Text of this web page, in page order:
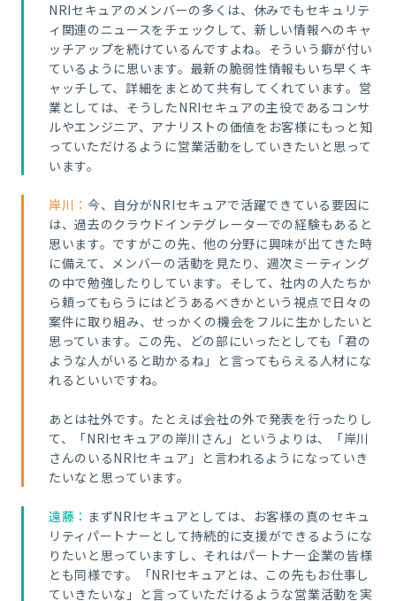
NRIセキュアのメンバーの多くは、休みでもセキュリテ
ィ関連のニュースをチェックして、新しい情報へのキャ
ッチアップを続けているんですよね。そういう癖が付い
ているように思います。最新の脆弱性情報もいち早くキ
ャッチして、詳細をまとめて共有してくれています。営
業としては、そうしたNRIセキュアの主役であるコンサ
ルやエンジニア、アナリストの価値をお客様にもっと知
っていただけるように営業活動をしていきたいと思って
います。
岸川： 今、自分がNRIセキュアで活躍できている要因に
は、過去のクラウドインテグレーターでの経験もあると
思います。ですがこの先、他の分野に興味が出てきた時
に備えて、メンバーの活動を見たり、週次ミーティング
の中で勉強したりしています。そして、社内の人たちか
ら頼ってもらうにはどうあるべきかという視点で日々の
案件に取り組み、せっかくの機会をフルに生かしたいと
思っています。この先、どの部にいったとしても「君の
ような人がいると助かるね」と言ってもらえる人材にな
れるといいですね。
あとは社外です。たとえば会社の外で発表を行ったりし
て、「NRIセキュアの岸川さん」というよりは、「岸川
さんのいるNRIセキュア」と言われるようになっていき
たいなと思っています。
遠藤： まずNRIセキュアとしては、お客様の真のセキュ
リティパートナーとして持続的に支援ができるようにな
りたいと思っていますし、それはパートナー企業の皆様
とも同様です。「NRIセキュアとは、この先もお仕事し
ていきたいな」と言っていただけるような営業活動を実